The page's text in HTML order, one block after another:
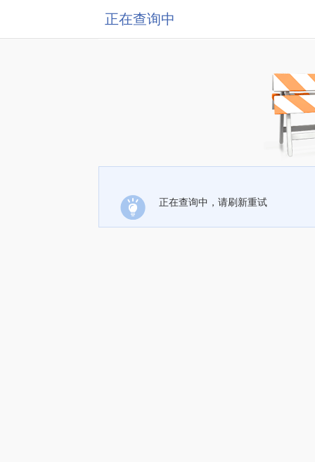
正在查询中
正在查询中，请刷新重试